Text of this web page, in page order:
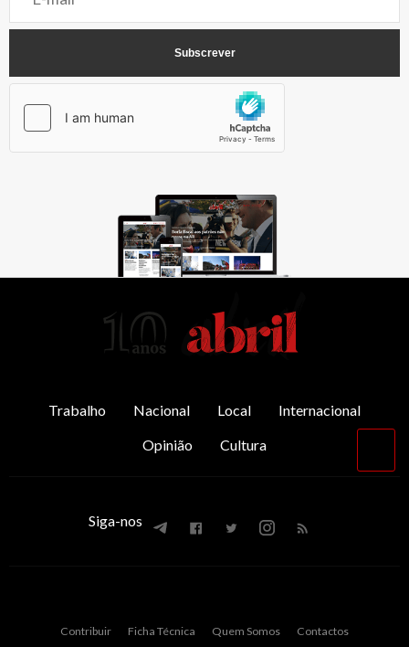
Trabalho Nacional Local
Internacional
Opinião
Cultura
Siga-nos
Contribuir Ficha Técnica Quem Somos Contactos